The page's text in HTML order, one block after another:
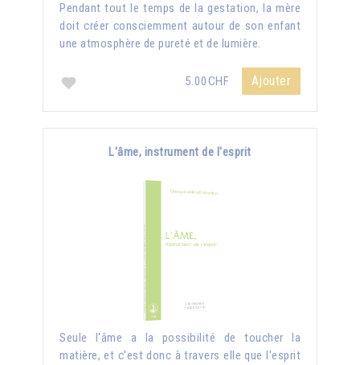
Pendant tout le temps de la gestation, la mère
doit créer consciemment autour de son enfant
une atmosphère de pureté et de lumière.
5.00CHF Ajouter
L'âme, instrument de l'esprit
Seule l'âme a la possibilité de toucher la
matière, et c'est donc à travers elle que l'esprit